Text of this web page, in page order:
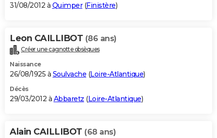
31/08/2012 à Quimper(Finistère)
Leon CAILLIBOT (86 ans)
Créer une cagnotte obsèques
Naissance
26/08/1925 à Soulvache (Loire-Atlantique)
Décès
29/03/2012 à Abbaretz (Loire-Atlantique)
Alain CAILLIBOT (68 ans)